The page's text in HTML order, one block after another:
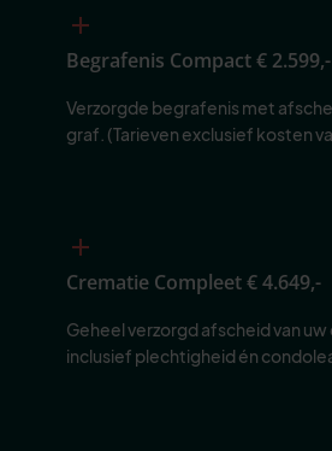
Begrafenis Compact€ 2.599,-
Verzorgde begrafenis met
graf. (Tarieven exclusief kosten
Crematie Compleet€ 4.649,-
Geheel verzorgd afscheid van
inclusief plechtigheid én